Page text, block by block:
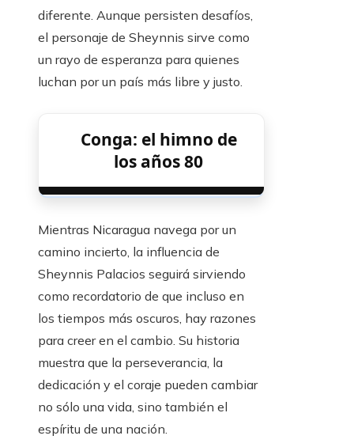
diferente. Aunque persisten desafíos,
el personaje de Sheynnis sirve como
un rayo de esperanza para quienes
luchan por un país más libre y justo.
Conga: el himno de
los años 80
Mientras Nicaragua navega por un
camino incierto, la influencia de
Sheynnis Palacios seguirá sirviendo
como recordatorio de que incluso en
los tiempos más oscuros, hay razones
para creer en el cambio. Su historia
muestra que la perseverancia, la
dedicación y el coraje pueden cambiar
no sólo una vida, sino también el
espíritu de una nación.